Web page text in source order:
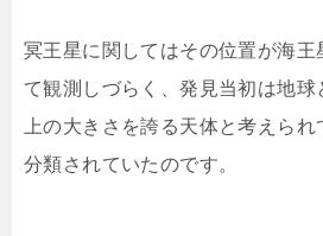
冥王星に関してはその位置が海王
て観測しづらく、発見当初は地球
上の大きさを誇る天体と考えら
分類されていたのです。